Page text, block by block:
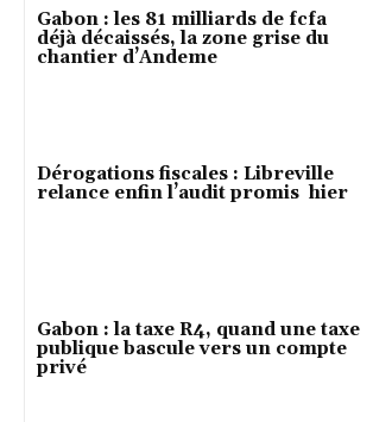
Gabon : les 81 milliards de fcfa
déjà décaissés, la zone grise du
chantier d’Andeme
Dérogations fiscales : Libreville
relance enfin l’audit promis hier
Gabon : la taxe R4, quand une taxe
publique bascule vers un compte
privé